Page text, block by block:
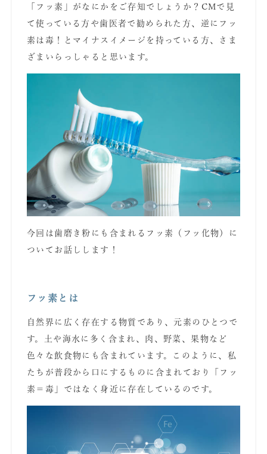
「フッ素」がなにかをご存知でしょうか？CMで見
て使っている方や歯医者で勧められた方、逆にフッ
素は毒！とマイナスイメージを持っている方、さま
ざまいらっしゃると思います。
今回は歯磨き粉にも含まれるフッ素（フッ化物）に
ついてお話しします！
フッ素とは
自然界に広く存在する物質であり、元素のひとつで
す。土や海水に多く含まれ、肉、野菜、果物など
色々な飲食物にも含まれています。このように、私
たちが普段から口にするものに含まれており「フッ
素＝毒」ではなく身近に存在しているのです。